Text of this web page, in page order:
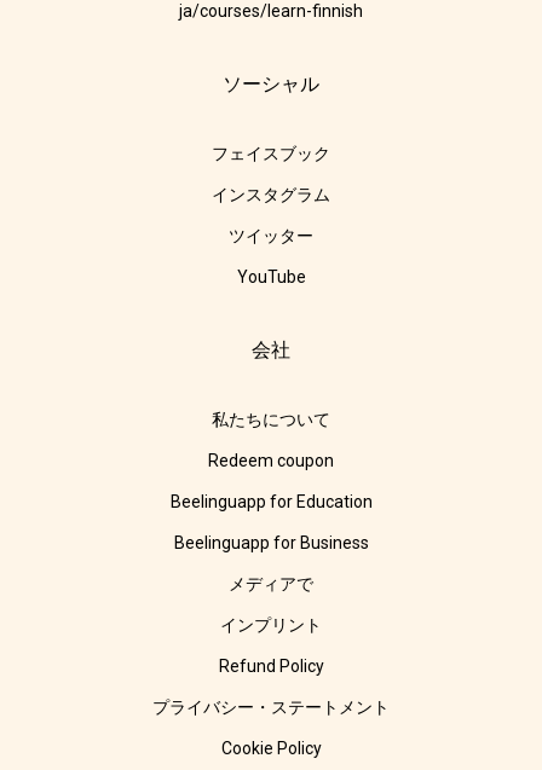
ja/courses/learn-finnish
ソーシャル
フェイスブック
インスタグラム
ツイッター
YouTube
会社
私たちについて
Redeem coupon
Beelinguapp for Education
Beelinguapp for Business
メディアで
インプリント
Refund Policy
プライバシー・ステートメント
Cookie Policy